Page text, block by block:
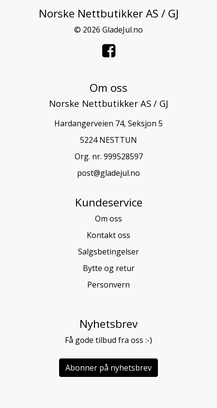
Norske Nettbutikker AS / GJ
© 2026 GladeJul.no
Om oss
Norske Nettbutikker AS / GJ
Hardangerveien 74, Seksjon 5
5224 NESTTUN
Org. nr. 999528597
post@gladejul.no
Kundeservice
Om oss
Kontakt oss
Salgsbetingelser
Bytte og retur
Personvern
Nyhetsbrev
Få gode tilbud fra oss :-)
Abonner på nyhetsbrev